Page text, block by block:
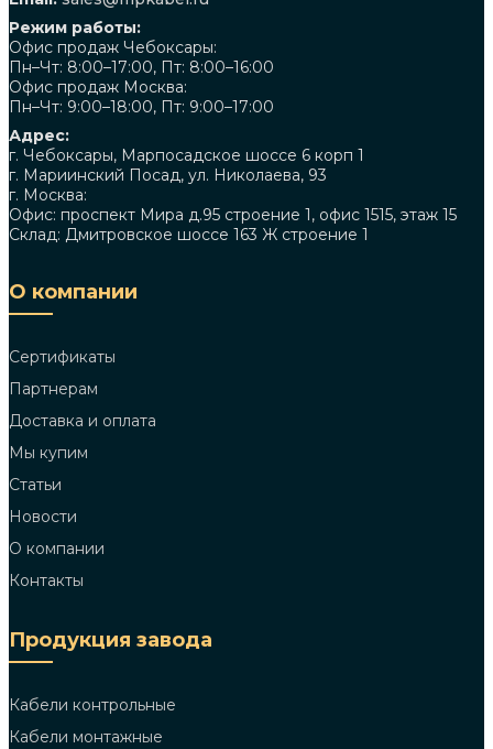
Режим работы:
Офис продаж Чебоксары:
Пн–Чт: 8:00–17:00, Пт: 8:00–16:00
Офис продаж Москва:
Пн–Чт: 9:00–18:00, Пт: 9:00–17:00
Адрес:
г. Чебоксары, Марпосадское шоссе 6 корп 1
г. Мариинский Посад, ул. Николаева, 93
г. Москва:
Офис: проспект Мира д.95 строение 1, офис 1515, этаж 15
Склад: Дмитровское шоссе 163 Ж строение 1
О компании
Сертификаты
Партнерам
Доставка и оплата
Мы купим
Статьи
Новости
О компании
Контакты
Продукция завода
Кабели контрольные
Кабели монтажные